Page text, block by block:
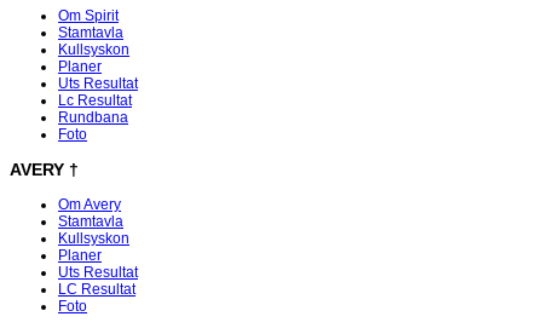
Om Spirit
Stamtavla
Kullsyskon
Planer
Uts Resultat
Lc Resultat
Rundbana
Foto
AVERY †
Om Avery
Stamtavla
Kullsyskon
Planer
Uts Resultat
LC Resultat
Foto